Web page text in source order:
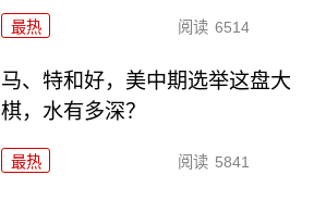
最热 阅读 6514
马、特和好，美中期选举这盘大
棋，水有多深？
最热 阅读 5841